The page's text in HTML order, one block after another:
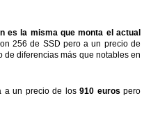
es la misma que monta el actual
256 de SSD pero a un precio de
de diferencias más que notables en
a un precio de los 910 euros pero